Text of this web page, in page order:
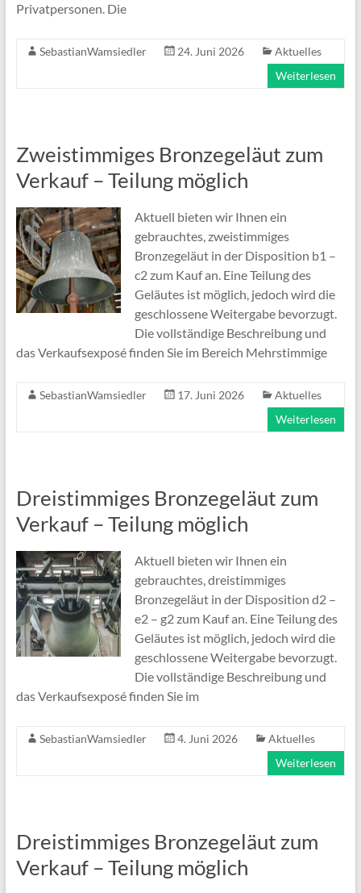
Privatpersonen. Die
SebastianWamsiedler 24. Juni 2026
Aktuelles
Weiterlesen
Zweistimmiges Bronzegeläut zum
Verkauf – Teilung möglich
Aktuell bieten wir Ihnen ein
gebrauchtes, zweistimmiges
Bronzegeläut in der Disposition b1 –
c2 zum Kauf an. Eine Teilung des
Geläutes ist möglich, jedoch wird die
geschlossene Weitergabe bevorzugt.
Die vollständige Beschreibung und
das Verkaufsexposé finden Sie im Bereich Mehrstimmige
SebastianWamsiedler 17. Juni 2026
Aktuelles
Weiterlesen
Dreistimmiges Bronzegeläut zum
Verkauf – Teilung möglich
Aktuell bieten wir Ihnen ein
gebrauchtes, dreistimmiges
Bronzegeläut in der Disposition d2 –
e2 – g2 zum Kauf an. Eine Teilung des
Geläutes ist möglich, jedoch wird die
geschlossene Weitergabe bevorzugt.
Die vollständige Beschreibung und
das Verkaufsexposé finden Sie im
SebastianWamsiedler 4. Juni 2026
Aktuelles
Weiterlesen
Dreistimmiges Bronzegeläut zum
Verkauf – Teilung möglich